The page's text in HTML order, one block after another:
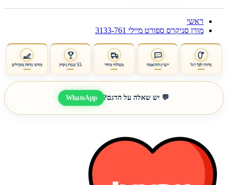
ראשי
מורן סניקרס ספורט מיילי 3133-761
נוחות לכל רגל ייעוץ והתאמה משלוח מהיר 55 שנות ניסיון מותגי נוחות מובילים
💬 יש שאלה על הדגם? WhatsApp